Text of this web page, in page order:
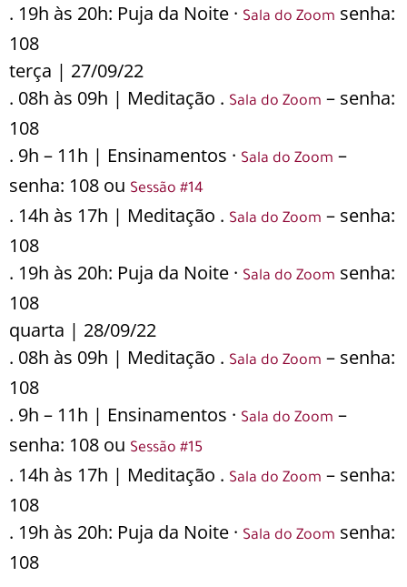
. 19h às 20h: Puja da Noite · Sala do Zoom senha:
108
terça | 27/09/22
. 08h às 09h | Meditação . Sala do Zoom – senha:
108
. 9h – 11h | Ensinamentos · Sala do Zoom –
senha: 108 ou Sessão #14
. 14h às 17h | Meditação . Sala do Zoom – senha:
108
. 19h às 20h: Puja da Noite · Sala do Zoom senha:
108
quarta | 28/09/22
. 08h às 09h | Meditação . Sala do Zoom – senha:
108
. 9h – 11h | Ensinamentos · Sala do Zoom –
senha: 108 ou Sessão #15
. 14h às 17h | Meditação . Sala do Zoom – senha:
108
. 19h às 20h: Puja da Noite · Sala do Zoom senha:
108